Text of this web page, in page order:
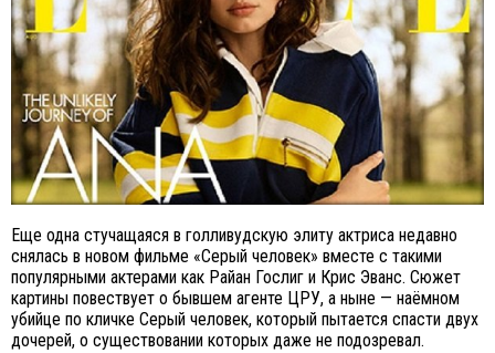
Еще одна стучащаяся в голливудскую элиту актриса недавно
снялась в новом фильме «Серый человек» вместе с такими
популярными актерами как Райан Гослиг и Крис Эванс. Cюжет
картины повествует о бывшем агенте ЦРУ, а ныне — наёмном
убийце по кличке Серый человек, который пытается спасти двух
дочерей, о существовании которых даже не подозревал.